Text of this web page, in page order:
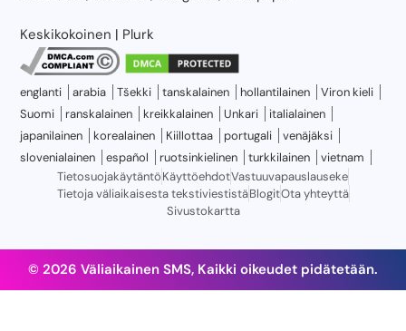
Keskikokoinen | Plurk
englanti arabia Tšekki tanskalainen hollantilainen
Viron kieli
Suomi
ranskalainen kreikkalainen Unkari
italialainen
japanilainen
korealainen Kiillottaa portugali
venäjäksi
slovenialainen
español ruotsinkielinen turkkilainen
vietnam
TietosuojakäytäntöKäyttöehdotVastuuvapauslauseke
Tietoja väliaikaisesta tekstiviestistäBlogitOta yhteyttä
Sivustokartta
© 2026 Väliaikainen SMS, Kaikki oikeudet pidätetään.